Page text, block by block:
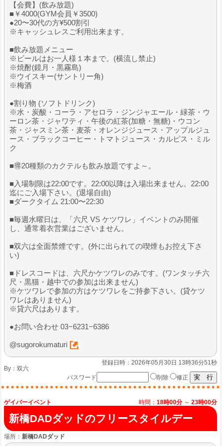
【会費】(飲み放題)
■￥4000(GYM会員￥3500)
●20〜30代の方¥500割引
※キャッシュレスご利用出来ます。
■飲み放題メニュー
※ビールはお一人様１本まで。(横流し禁止)
※焼酎(鏡月・黒霧島)
※ウイスキー(サントリー角)
※梅酒
●割り物 (ソフトドリンク)
※水・炭酸・コーラ・アセロラ・ジンジャエール・緑茶・ウ
ーロン茶・ジャワティ・午後の紅茶(加糖・無糖)・ウコン
茶・ジャスミン茶・麦茶・オレンジジュース・アップルジュ
ース・ブラックコーヒー・トマトジュース・カルピス・ミル
ク
■🉐20種類のカクテルも飲み放題ですよ～。
■入場制限は22:00です。22:00以降は入場出来ません。22:00
迄にご入場下さい。(退場自由)
■ダークタイム 21:00〜22:30
■毎週水曜日は、「六尺 VS ケツワレ」イベントのみ開催
し、通常着衣営業はございません。
■双六は全面禁煙です。(外に出られての喫煙もお控え下さ
い)
■ドレスコードは、六尺かケツワレのみです。(ワンタッチ六
尺・黒猫・越中での参加は出来ません)
※ケツワレで参加の方はケツワレをご持参下さい。(貸ケツ
ワレはありません)
※貸六尺はあります。
●お問い合わせ 03−6231−6386
@sugorokumaturi
登録日時：2026年05月30日 13時36分51秒
By： 双六
パスワード
削除 修正
ゲイバーイベント 時間： 18時00分 ～ 23時00分
新橋DADダッドのフリースタイルデー
場所： 新橋DADダッド